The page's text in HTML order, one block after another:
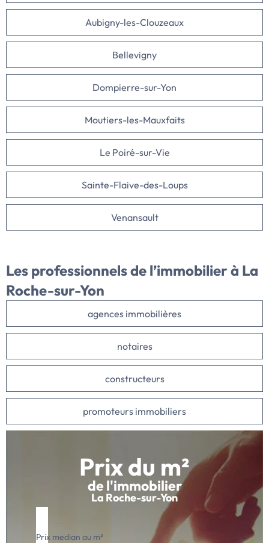
Aubigny-les-Clouzeaux
Bellevigny
Dompierre-sur-Yon
Moutiers-les-Mauxfaits
Le Poiré-sur-Vie
Sainte-Flaive-des-Loups
Venansault
Les professionnels de l’immobilier à La
Roche-sur-Yon
agences immobilières
notaires
constructeurs
promoteurs immobiliers
Prix du m²
de l'immobilier
La Roche-sur-Yon
Prix median au m²